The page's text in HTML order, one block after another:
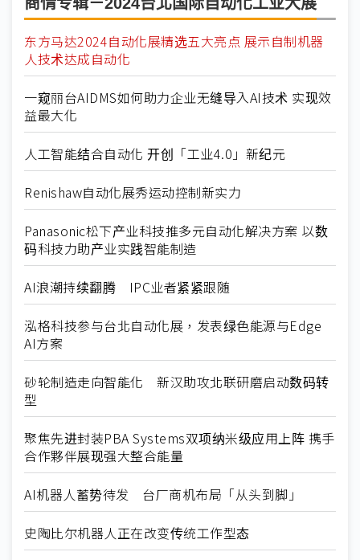
东方马达2024自动化展精选五大亮点 展示自制机器
人技术达成自动化
一窥丽台AIDMS如何助力企业无缝导入AI技术 实现效
益最大化
人工智能结合自动化 开创「工业4.0」新纪元
Renishaw自动化展秀运动控制新实力
Panasonic松下产业科技推多元自动化解决方案 以数
码科技力助产业实践智能制造
AI浪潮持续翻腾 IPC业者紧紧跟随
泓格科技参与台北自动化展，发表绿色能源与Edge
AI方案
砂轮制造走向智能化 新汉助攻北联研磨启动数码转
型
聚焦先进封装PBA Systems双项纳米级应用上阵 携手
合作夥伴展现强大整合能量
AI机器人蓄势待发 台厂商机布局「从头到脚」
史陶比尔机器人正在改变传统工作型态